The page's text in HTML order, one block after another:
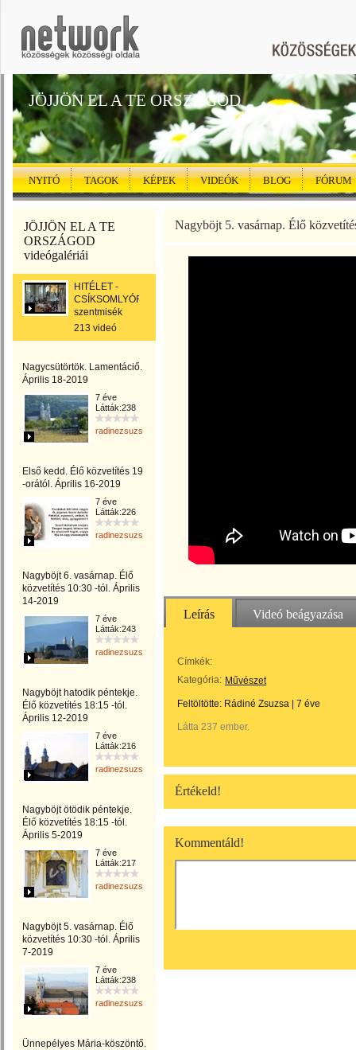
JÖJJÖN EL A TE ORSZÁGOD
NYITÓ TAGOK KÉPEK VIDEÓK BLOG FÓRUM
JÖJJÖN EL A TE
ORSZÁGOD
videógalériái
HITÉLET -
CSÍKSOMLYÓRÓL
szentmisék
213 videó
Nagycsütörtök. Lamentáciő.
Április 18-2019
7 éve
Látták:238
radinezsuzsa
Első kedd. Élő közvetítés 19
-orától. Április 16-2019
7 éve
Látták:226
radinezsuzsa
Nagyböjt 6. vasárnap. Élő
közvetítés 10:30 -tól. Április
14-2019
7 éve
Látták:243
radinezsuzsa
Nagyböjt hatodik péntekje.
Élő közvetítés 18:15 -tól.
Április 12-2019
7 éve
Látták:216
radinezsuzsa
Nagyböjt ötödik péntekje.
Élő közvetítés 18:15 -tól.
Április 5-2019
7 éve
Látták:217
radinezsuzsa
Nagyböjt 5. vasárnap. Élő
közvetítés 10:30 -tól. Április
7-2019
7 éve
Látták:238
radinezsuzsa
Ünnepélyes Mária-köszöntő.
Nagyböjt 5. vasárnap. Élő
Leírás Videó beágyazása
Címkék:
Kategória: Művészet
Feltöltötte: Rádiné Zsuzsa 7 éve
Látta 237 ember.
Értékeld!
Kommentáld!